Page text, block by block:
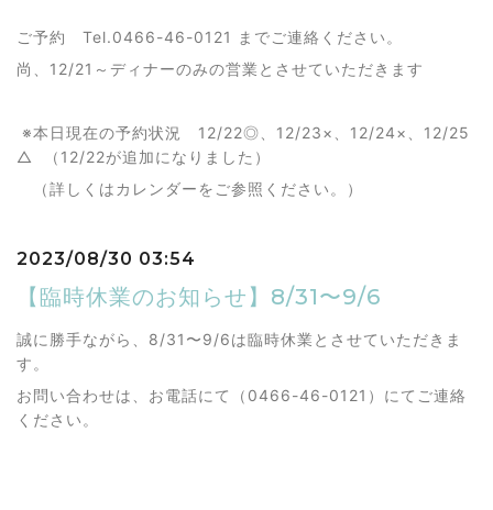
ご予約 Tel.0466-46-0121 までご連絡ください。
尚、12/21～ディナーのみの営業とさせていただきます
※本日現在の予約状況 12/22◎、12/23×、12/24×、12/25
△ （12/22が追加になりました）
（詳しくはカレンダーをご参照ください。）
2023/08/30 03:54
【臨時休業のお知らせ】8/31〜9/6
誠に勝手ながら、8/31〜9/6は臨時休業とさせていただきま
す。
お問い合わせは、お電話にて（0466-46-0121）にてご連絡
ください。